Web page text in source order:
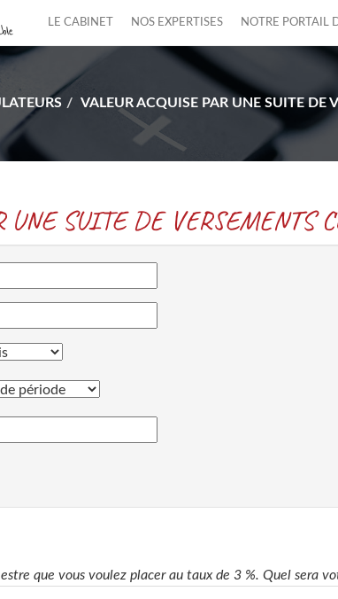
LE CABINET NOS EXPERTISES NOTRE PORTAIL
VALEUR ACQUISE PAR UNE SUITE DE
UNE SUITE DE VERSEMENTS
que vous voulez placer au taux de 3 %. Quel sera